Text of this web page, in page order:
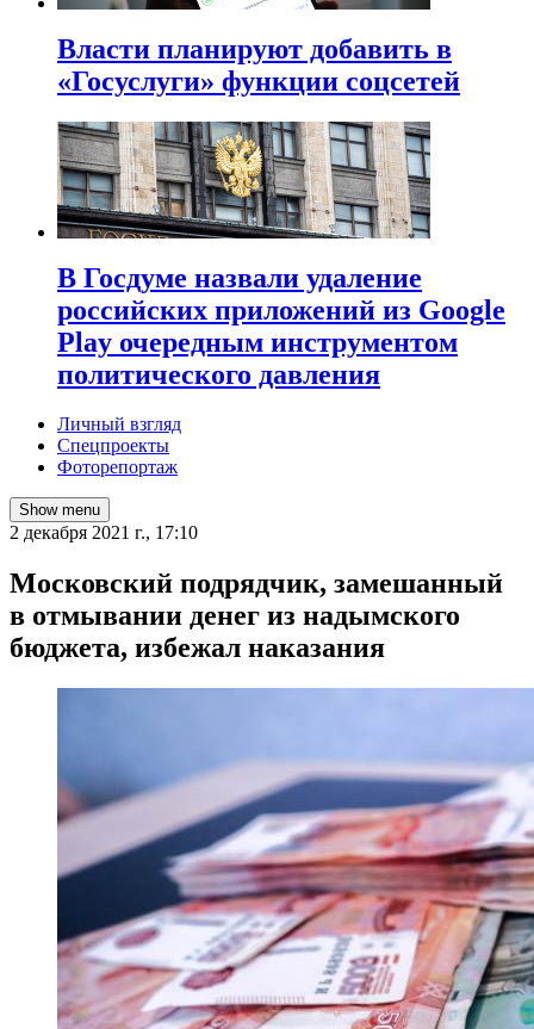
Власти планируют добавить в
«Госуслуги» функции соцсетей
В Госдуме назвали удаление
российских приложений из Google
Play очередным инструментом
политического давления
Личный взгляд
Спецпроекты
Фоторепортаж
Show menu
2 декабря 2021 г., 17:10
Московский подрядчик, замешанный
в отмывании денег из надымского
бюджета, избежал наказания